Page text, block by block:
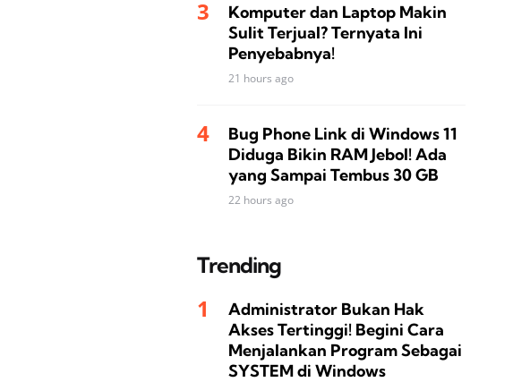
Komputer dan Laptop Makin
Sulit Terjual? Ternyata Ini
Penyebabnya!
21 hours ago
Bug Phone Link di Windows 11
Diduga Bikin RAM Jebol! Ada
yang Sampai Tembus 30 GB
22 hours ago
Trending
Administrator Bukan Hak
Akses Tertinggi! Begini Cara
Menjalankan Program Sebagai
SYSTEM di Windows